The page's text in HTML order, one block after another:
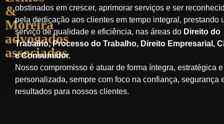
&
Moreira
advogados
associados
obstinados em crescer, aprimorar serviços e ser
pela dedicação aos clientes em tempo integral, prestando
serviço de qualidade e eficiência, nas áreas do Direito do
Trabalho, Processo do Trabalho, Direito Empresarial,
e Consumidor.
Nosso compromisso é atuar de forma íntegra, estratégica e
personalizada, sempre com foco na confiança, segurança
resultados para nossos clientes.